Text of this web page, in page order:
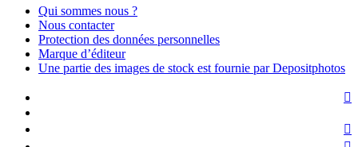
Qui sommes nous ?
Nous contacter
Protection des données personnelles
Marque d’éditeur
Une partie des images de stock est fournie par Depositphotos